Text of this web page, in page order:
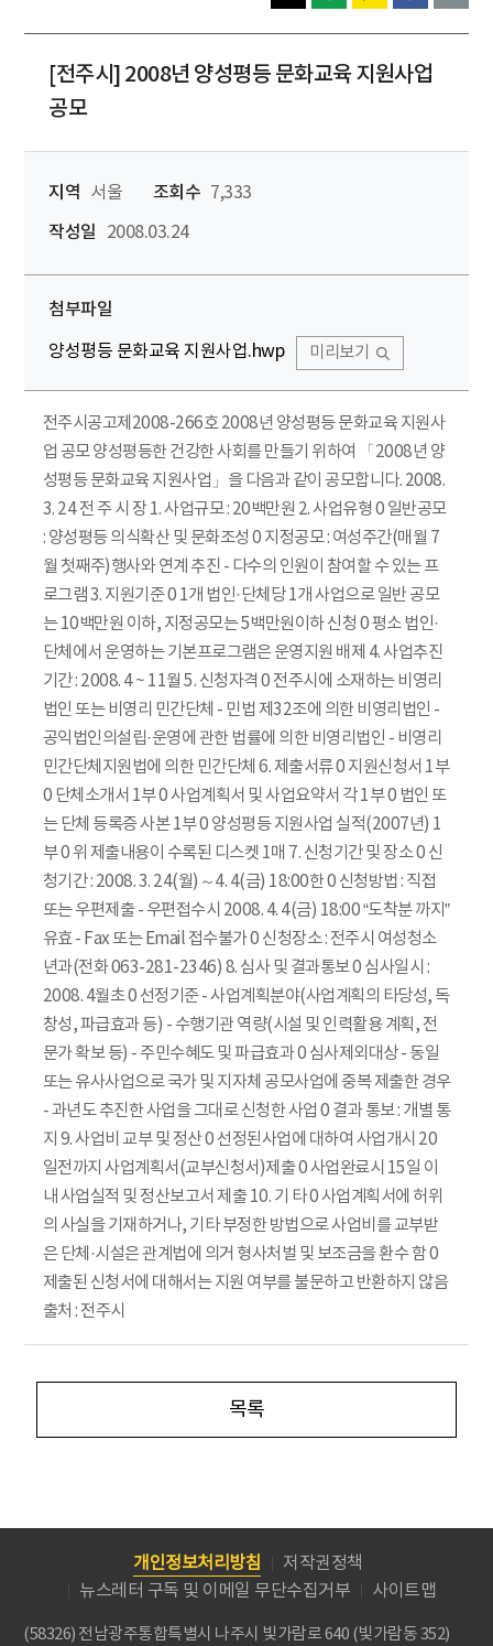
[전주시] 2008년 양성평등 문화교육 지원사업
공모
지역 서울 조회수 7,333
작성일
2008.03.24
첨부파일
양성평등 문화교육 지원사업.hwp 미리보기
전주시공고제2008-­266호 2008년 양성평등 문화교육 지원사
업 공모 양성평등한 건강한 사회를 만들기 위하여 「2008년 양
성평등 문화교육 지원사업」을 다음과 같이 공모합니다. 2008.
3. 24 전 주 시 장 1. 사업규모 : 20백만원 2. 사업유형 0 일반공모
: 양성평등 의식확산 및 문화조성 0 지정공모 : 여성주간(매월 7
월 첫째주)행사와 연계 추진 - 다수의 인원이 참여할 수 있는 프
로그램 3. 지원기준 0 1개 법인·단체당 1개 사업으로 일반 공모
는 10백만원 이하, 지정공모는 5백만원이하 신청 0 평소 법인·
단체에서 운영하는 기본프로그램은 운영지원 배제 4. 사업추진
기간 : 2008. 4 ~ 11월 5. 신청자격 0 전주시에 소재하는 비영리
법인 또는 비영리 민간단체 - 민법 제32조에 의한 비영리법인 -
공익법인의설립·운영에 관한 법률에 의한 비영리법인 - 비영리
민간단체지원법에 의한 민간단체 6. 제출서류 0 지원신청서 1부
0 단체소개서 1부 0 사업계획서 및 사업요약서 각 1부 0 법인 또
는 단체 등록증 사본 1부 0 양성평등 지원사업 실적(2007년) 1
부 0 위 제출내용이 수록된 디스켓 1매 7. 신청기간 및 장소 0 신
청기간 : 2008. 3. 24(월)～4. 4(금) 18:00한 0 신청방법 : 직접
또는 우편제출 - 우편접수시 2008. 4. 4(금) 18:00 “도착분 까지”
유효 - Fax 또는 Email 접수불가 0 신청장소 : 전주시 여성청소
년과(전화 063-281-2346) 8. 심사 및 결과통보 0 심사일시 :
2008. 4월초 0 선정기준 - 사업계획분야(사업계획의 타당성, 독
창성, 파급효과 등) - 수행기관 역량(시설 및 인력활용 계획, 전
문가 확보 등) - 주민수혜도 및 파급효과 0 심사제외대상 - 동일
또는 유사사업으로 국가 및 지자체 공모사업에 중복 제출한 경우
- 과년도 추진한 사업을 그대로 신청한 사업 0 결과 통보 : 개별 통
지 9. 사업비 교부 및 정산 0 선정된사업에 대하여 사업개시 20
일전까지 사업계획서(교부신청서)제출 0 사업완료시 15일 이
내 사업실적 및 정산보고서 제출 10. 기 타 0 사업계획서에 허위
의 사실을 기재하거나, 기타 부정한 방법으로 사업비를 교부받
은 단체·시설은 관계법에 의거 형사처벌 및 보조금을 환수 함 0
제출된 신청서에 대해서는 지원 여부를 불문하고 반환하지 않음
출처 : 전주시
목록
개인정보처리방침
저작권정책
뉴스레터 구독 및 이메일 무단수집거부
사이트맵
(58326) 전남광주통합특별시 나주시 빛가람로 640 (빛가람동 352)